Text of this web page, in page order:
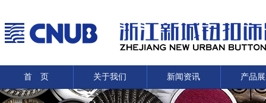
首 页 关于我们 新闻资讯 产品